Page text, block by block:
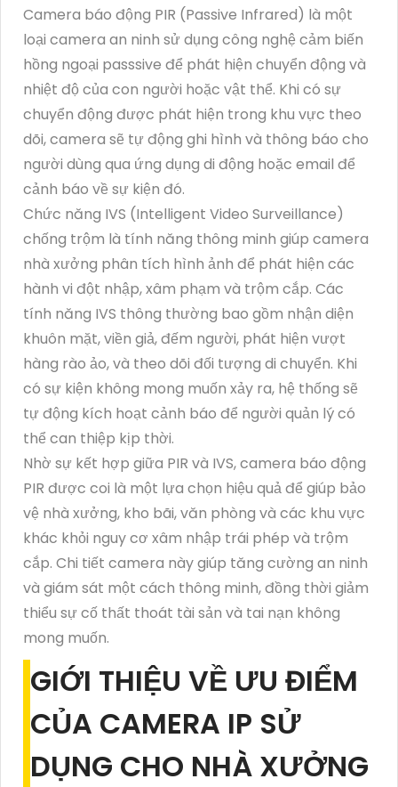
Camera báo động PIR (Passive Infrared) là một
loại camera an ninh sử dụng công nghệ cảm biến
hồng ngoại passsive để phát hiện chuyển động và
nhiệt độ của con người hoặc vật thể. Khi có sự
chuyển động được phát hiện trong khu vực theo
dõi, camera sẽ tự động ghi hình và thông báo cho
người dùng qua ứng dụng di động hoặc email để
cảnh báo về sự kiện đó.
Chức năng IVS (Intelligent Video Surveillance)
chống trộm là tính năng thông minh giúp camera
nhà xưởng phân tích hình ảnh để phát hiện các
hành vi đột nhập, xâm phạm và trộm cắp. Các
tính năng IVS thông thường bao gồm nhận diện
khuôn mặt, viền giả, đếm người, phát hiện vượt
hàng rào ảo, và theo dõi đối tượng di chuyển. Khi
có sự kiện không mong muốn xảy ra, hệ thống sẽ
tự động kích hoạt cảnh báo để người quản lý có
thể can thiệp kịp thời.
Nhờ sự kết hợp giữa PIR và IVS, camera báo động
PIR được coi là một lựa chọn hiệu quả để giúp bảo
vệ nhà xưởng, kho bãi, văn phòng và các khu vực
khác khỏi nguy cơ xâm nhập trái phép và trộm
cắp. Chi tiết camera này giúp tăng cường an ninh
và giám sát một cách thông minh, đồng thời giảm
thiểu sự cố thất thoát tài sản và tai nạn không
mong muốn.
GIỚI THIỆU VỀ ƯU ĐIỂM
CỦA CAMERA IP SỬ
DỤNG CHO NHÀ XƯỞNG